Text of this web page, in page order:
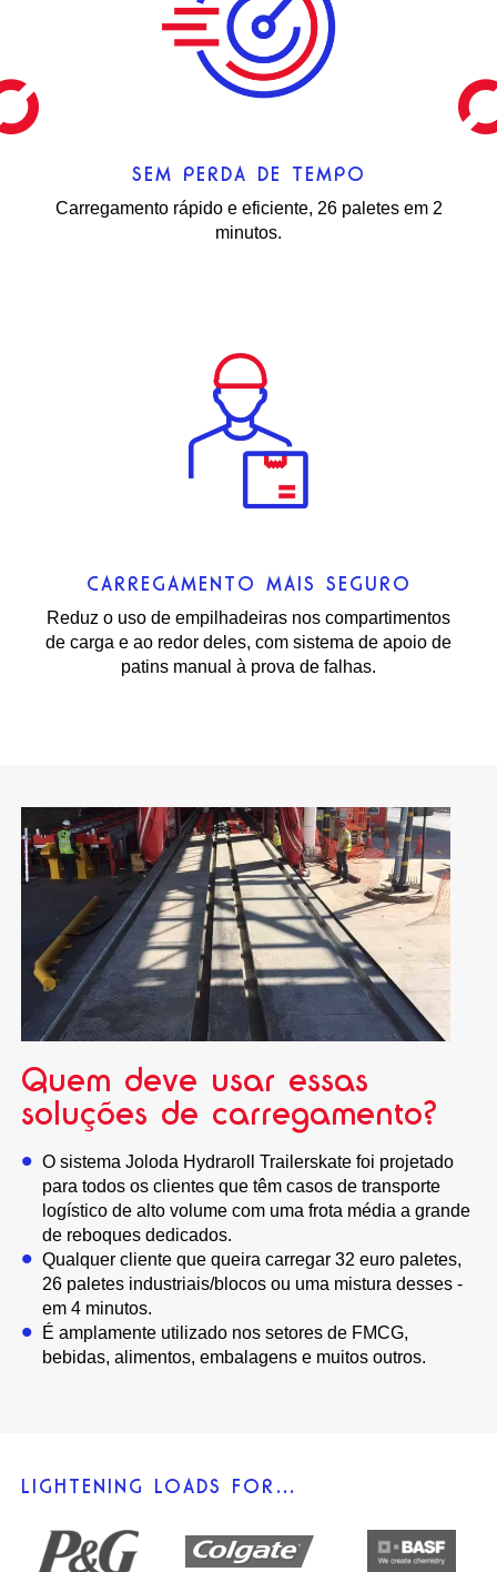
SEM PERDA DE TEMPO
Carregamento rápido e eficiente, 26 paletes em 2
minutos.
CARREGAMENTO MAIS SEGURO
Reduz o uso de empilhadeiras nos compartimentos
de carga e ao redor deles, com sistema de apoio de
patins manual à prova de falhas.
Quem deve usar essas
soluções de carregamento?
O sistema Joloda Hydraroll Trailerskate foi projetado
para todos os clientes que têm casos de transporte
logístico de alto volume com uma frota média a grande
de reboques dedicados.
Qualquer cliente que queira carregar 32 euro paletes,
26 paletes industriais/blocos ou uma mistura desses -
em 4 minutos.
É amplamente utilizado nos setores de FMCG,
bebidas, alimentos, embalagens e muitos outros.
LIGHTENING LOADS FOR…